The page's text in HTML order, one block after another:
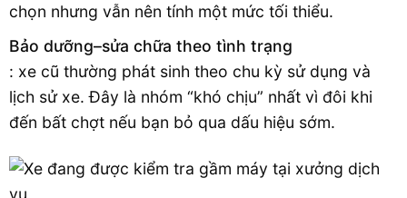
chọn nhưng vẫn nên tính một mức tối thiểu.
Bảo dưỡng–sửa chữa theo tình trạng
: xe cũ thường phát sinh theo chu kỳ sử dụng và
lịch sử xe. Đây là nhóm “khó chịu” nhất vì đôi khi
đến bất chợt nếu bạn bỏ qua dấu hiệu sớm.